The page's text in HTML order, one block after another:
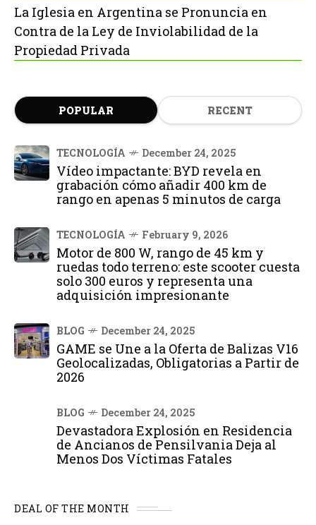
La Iglesia en Argentina se Pronuncia en
Contra de la Ley de Inviolabilidad de la
Propiedad Privada
POPULAR RECENT
TECNOLOGÍA December 24, 2025
Vídeo impactante: BYD revela en
grabación cómo añadir 400 km de
rango en apenas 5 minutos de carga
TECNOLOGÍA February 9, 2026
Motor de 800 W, rango de 45 km y
ruedas todo terreno: este scooter cuesta
solo 300 euros y representa una
adquisición impresionante
BLOG December 24, 2025
GAME se Une a la Oferta de Balizas V16
Geolocalizadas, Obligatorias a Partir de
2026
BLOG December 24, 2025
Devastadora Explosión en Residencia
de Ancianos de Pensilvania Deja al
Menos Dos Víctimas Fatales
DEAL OF THE MONTH